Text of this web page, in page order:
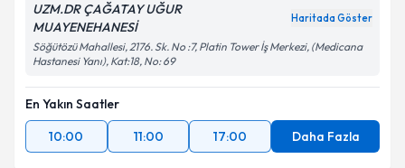
UZM.DR ÇAĞATAY UĞUR
MUAYENEHANESİ
Haritada Göster
Söğütözü Mahallesi, 2176. Sk. No :7, Platin Tower İş Merkezi, (Medicana
Hastanesi Yanı), Kat:18, No: 69
En Yakın Saatler
10:00
11:00 17:00 Daha Fazla